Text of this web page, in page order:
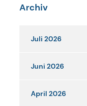
Archiv
Juli 2026
Juni 2026
April 2026